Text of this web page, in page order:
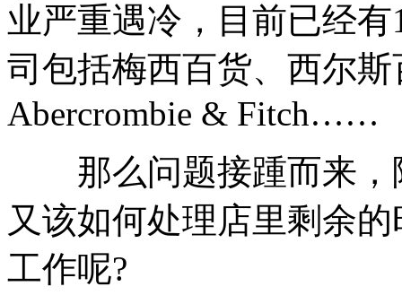
业严重遇冷，目前已经
司包括梅西百货、西尔斯
Abercrombie & Fitch……
那么问题接踵而来，
又该如何处理店里剩余
工作呢?